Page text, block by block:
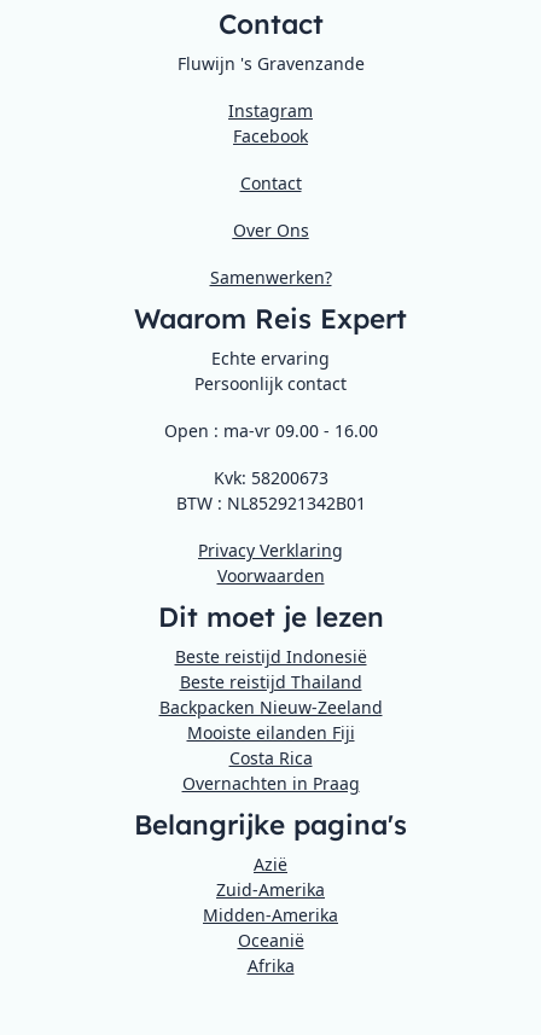
Contact
Fluwijn 's Gravenzande
Instagram
Facebook
Contact
Over Ons
Samenwerken?
Waarom Reis Expert
Echte ervaring
Persoonlijk contact
Open : ma-vr 09.00 - 16.00
Kvk: 58200673
BTW : NL852921342B01
Privacy Verklaring
Voorwaarden
Dit moet je lezen
Beste reistijd Indonesië
Beste reistijd Thailand
Backpacken Nieuw-Zeeland
Mooiste eilanden Fiji
Costa Rica
Overnachten in Praag
Belangrijke pagina's
Azië
Zuid-Amerika
Midden-Amerika
Oceanië
Afrika